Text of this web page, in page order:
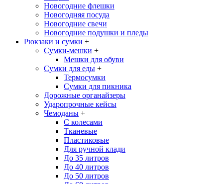
Новогодние флешки
Новогодняя посуда
Новогодние свечи
Новогодние подушки и пледы
Рюкзаки и сумки +
Сумки-мешки +
Мешки для обуви
Сумки для еды +
Термосумки
Сумки для пикника
Дорожные органайзеры
Ударопрочные кейсы
Чемоданы +
С колесами
Тканевые
Пластиковые
Для ручной клади
До 35 литров
До 40 литров
До 50 литров